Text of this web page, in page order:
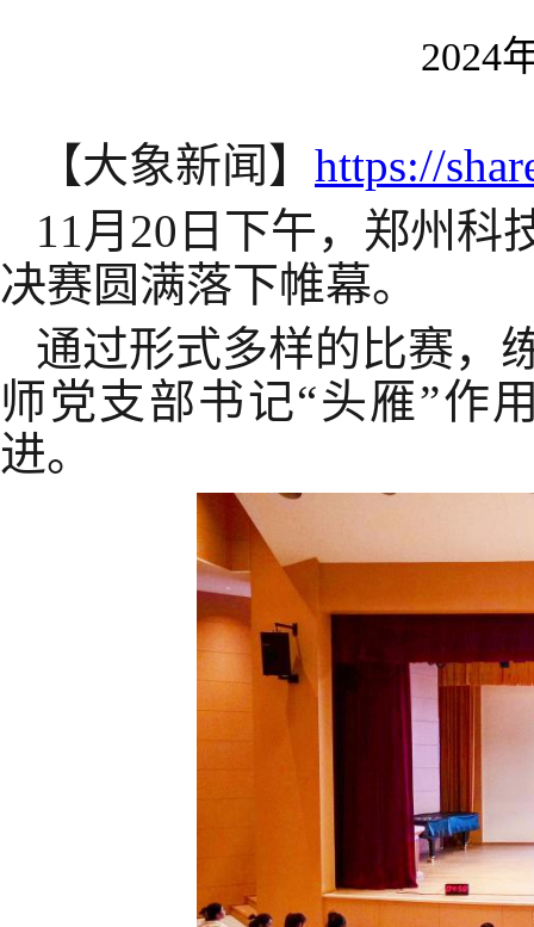
2024
【大象新闻】 https://
11月20日下午，郑州科
决赛圆满落下帷幕。
通过形式多样的比赛，
师党支部书记“头雁”作
进。